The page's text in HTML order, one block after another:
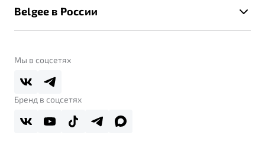
Помощь на дорогах
Belgee Линк
Belgee Плюс
Реферальная программа
Контакты
Belgee в России
О дилерском центре
Правовая информация
Мы в соцсетях
Бренд в соцсетях